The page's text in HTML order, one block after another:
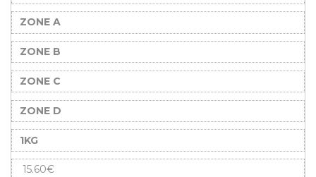
ZONE A
ZONE B
ZONE C
ZONE D
1KG
15.60€